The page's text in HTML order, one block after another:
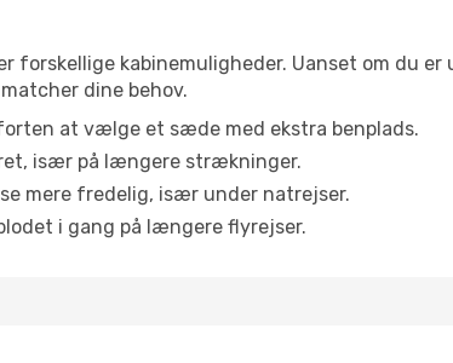
forskellige kabinemuligheder. Uanset om du er
dine behov.
at vælge et sæde med ekstra benplads.
især på længere strækninger.
mere fredelig, især under natrejser.
i gang på længere flyrejser.